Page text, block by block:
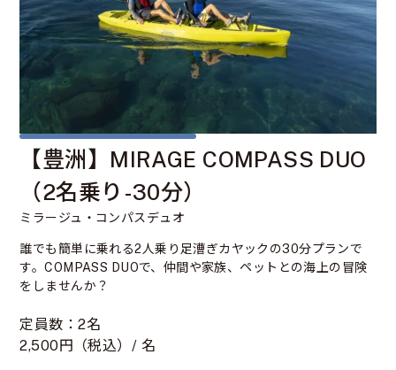
【豊洲】MIRAGE COMPASS DUO
（2名乗り-30分）
ミラージュ・コンパスデュオ
誰でも簡単に乗れる2人乗り足漕ぎカヤックの30分プランで
す。COMPASS DUOで、仲間や家族、ペットとの海上の冒険
をしませんか？
定員数：2名
2,500円（税込）/ 名